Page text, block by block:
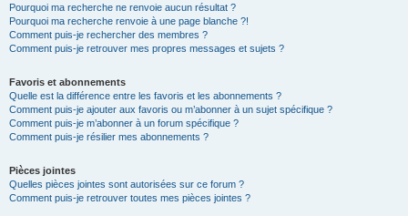
Pourquoi ma recherche ne renvoie aucun résultat ?
Pourquoi ma recherche renvoie à une page blanche ?!
Comment puis-je rechercher des membres ?
Comment puis-je retrouver mes propres messages et sujets ?
Favoris et abonnements
Quelle est la différence entre les favoris et les abonnements ?
Comment puis-je ajouter aux favoris ou m’abonner à un sujet spécifique ?
Comment puis-je m’abonner à un forum spécifique ?
Comment puis-je résilier mes abonnements ?
Pièces jointes
Quelles pièces jointes sont autorisées sur ce forum ?
Comment puis-je retrouver toutes mes pièces jointes ?